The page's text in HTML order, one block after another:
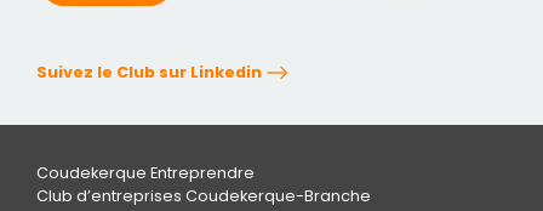
Suivez le Club sur Linkedin
Coudekerque Entreprendre
Club d’entreprises Coudekerque-Branche